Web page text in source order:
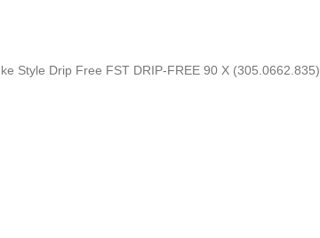
Style Drip Free FST DRIP-FREE 90 X (305.0662.835)